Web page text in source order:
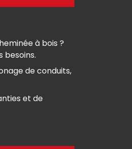
à bois ?
besoins.
de conduits,
et de